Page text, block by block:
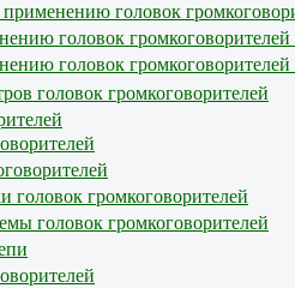
головок
головок
головок
головок громкоговорителей
головок громкоговорителей
головок громкоговорителей